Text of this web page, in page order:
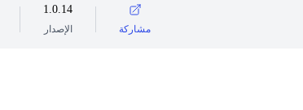
1.0.14
الإصدار مشاركة